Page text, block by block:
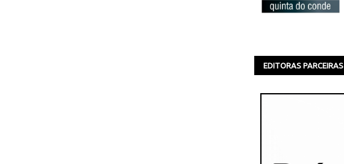
EDITORAS PARCEIRAS